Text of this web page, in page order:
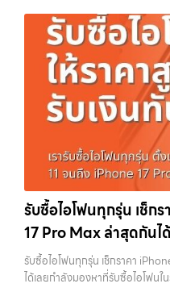
ไม่ได้ขึ้นอยู่แค่ยี่ห้อ แต่ขึ้นอยู่กับสภ
การขายของคุณ เราจึงตั้งใจให้บริก
แจ้งวัฒนะ, บางแค, วัชรพล, รามอิ
เสนานิคม, วังหิน อย่างเต็มที่ ไม่ว่
“รับซื้อโทรศัพท์มือสองกรุงเทพ”, “
กรุงเทพถึงที่”, หรือ “รับซื้อ
เพราะบริการของเรามุ่งตรงให้คุณ
กว่า เลือกเราแล้วคุณจะได้บริการ
อำนวยความสะดวก นัดรับถึงที่ ต
ทั้งหมดนี้เพื่อให้การขายอุปกรณ์ขอ
และคุ้มค่ากว่า ทำไมต้องเลือกเร
iPhone, Samsung, ไอแพด แท็บ
ทันที โดยเน้นบริการในพื้นที่ ลาดพ
วัชรพล, รามอินทรา, รวมถึง บางน
วังหินไม่ว่าคุณจะต้องการ รับซื้อโ
ซื้อแท็บเล็ต, หรือบริการอื่นๆ เกี่ยว
บริการครบวงจร บริการของเรา เ
เครื่องก่อนขาย บทความนี้จะพาไ
ตั้งแต่เรื่องพื้นฐานไปจนถึงเทคนิค
ข้าม หากทำครบทุกข้อ โอกาสที่จะไ
รียมเครื่องถึงสำคัญ ก่อนจะไปดูวิธี
ให้ความสำคัญกับรายละเอียดเหล่
เขามองคือ “ความพร้อมในการขา
ต่อได้ทันทีโดยไม่ต้องเสียเวลาแก้
เสี่ยงก็จะต่ำลง และนั่นทำให้เขาก
เครื่องยังมีข้อมูลค้างอยู่ ติด
เสียเวลาและต้นทุนเพิ่ม สิ่งเหล่านี้
คุณโดยตรง 1. สำรองข้อมูลให้เรี
ทำเสมอคือการสำรองข้อมูล เพรา
ไม่สามารถกู้คืนได้อีก ไม่ว่าจะเป็นรู
หลายคนมักรีบล้างเครื่องเพราะอย
พลาดที่ไม่ควรเกิดขึ้นเลย คุณสามา
คอมพิวเตอร์ก็ได้ หากต้องการคว
รับซื้อไอโฟนทุกรุ่น เช็ก
17 Pro Max ล่าสุดกันไ
รับซื้อไอโฟนทุกรุ่น เช็กราคา
ได้เลยกำลังมองหาที่รับซื้อไอโฟนใ